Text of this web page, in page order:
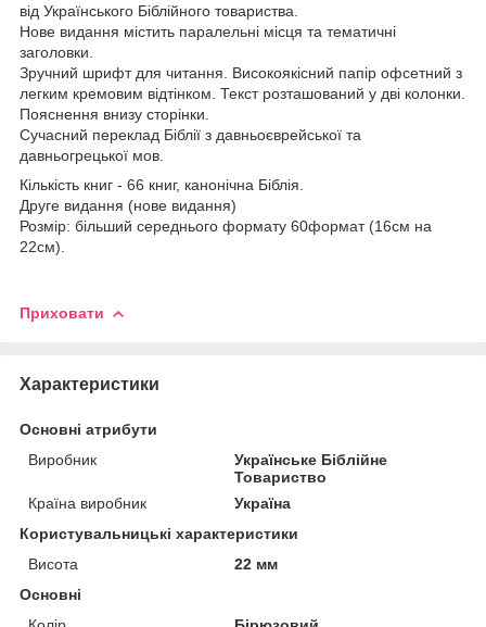
від Українського Біблійного товариства.
Нове видання містить паралельні місця та тематичні
заголовки.
Зручний шрифт для читання. Високоякісний папір офсетний з
легким кремовим відтінком. Текст розташований у дві колонки.
Пояснення внизу сторінки.
Сучасний переклад Біблії з давньоєврейської та
давньогрецької мов.
Кількість книг - 66 книг, канонічна Біблія.
Друге видання (нове видання)
Розмір: більший середнього формату 60формат (16см на
22см).
Приховати
Характеристики
Основні атрибути
Виробник
Українське Біблійне
Товариство
Країна виробник
Україна
Користувальницькі характеристики
Висота
22 мм
Основні